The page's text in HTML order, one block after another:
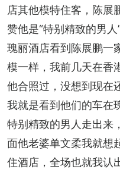
店其他模特住客，陈展
赞他是“特别精致的男
瑰丽酒店看到陈展鹏一
模一样，我前几天在香
他合照过，没想到现在
我就是看到他们的车在
特别精致的男人走出来
面他老婆单文柔我就想
住酒店，全场也就我认